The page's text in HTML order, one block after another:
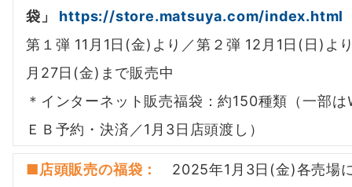
袋」 https://store.matsuya.com/index.html
第１弾 11月1日(金)より／第２弾 12月1日(日)よ
月27日(金)まで販売中
＊インターネット販売福袋：約150種類（一部は
ＥＢ予約・決済／1月3日店頭渡し）
■店頭販売の福袋 ：
2025年1月3日(金)各売場